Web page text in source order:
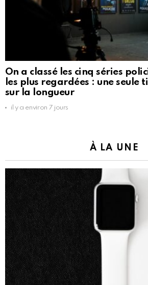
On a classé les cinq séries
les plus regardées : une seule
sur la longueur
il y a environ 7 jours
À LA UNE